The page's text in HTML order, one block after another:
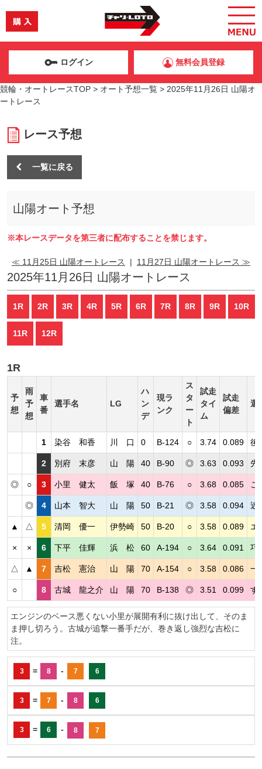
ログイン 無料会員登録
競輪・オートレースTOP > オート予想一覧 > 2025年11月26日 山陽オ
ートレース
レース予想
一覧に戻る
山陽オート予想
※本レースデータを第三者に配布することを禁じます。
≪ 11月25日 山陽オートレース | 11月27日 山陽オートレース ≫
2025年11月26日 山陽オートレース
1R 2R 3R 4R 5R 6R 7R 8R 9R 10R
11R 12R
1R
予
想
雨
予
想
車
番
選手名 LG
ハ
ン
デ
現ラ
ンク
ス
タ
ー
ト
試走
タイ
ム
試走
偏差
選
1 染谷 和香 川 口 0 B-124 ○ 3.74 0.089 後
2 別府 末彦 山 陽 40 B-90 ◎ 3.63 0.093 先
◎ ○ 3 小里 健太 飯 塚 40 B-76 ○ 3.68 0.085 こ
◎ 4 山本 智大 山 陽 50 B-21 ◎ 3.58 0.094 近
▲ △ 5 清岡 優一 伊勢崎 50 B-20 ○ 3.58 0.089 エ
× × 6 下平 佳輝 浜 松 60 A-194 ○ 3.64 0.091 巧
△ ▲ 7 吉松 憲治 山 陽 70 A-154 ○ 3.58 0.086 一
○ 8 古城 龍之介 山 陽 70 B-138 ◎ 3.51 0.099 す
エンジンのベース悪くない小里が展開有利に抜け出して、そのま
ま押し切ろう。古城が追撃一番手だが、巻き返し強烈な吉松に
注。
3 = 8 - 7 6
3 = 7 - 8 6
3 = 6 - 8 7